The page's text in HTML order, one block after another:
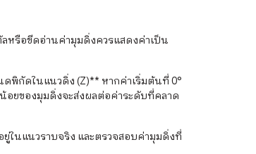
ลหรือขีดอ่านค่ามุมดิ่งควรแสดงค่าเป็น
พิกัดในแนวดิ่ง (Z)** หากค่าเริ่มต้นที่ 0°
อยของมุมดิ่งจะส่งผลต่อค่าระดับที่คลาด
ยู่ในแนวราบจริง และตรวจสอบค่ามุมดิ่งที่